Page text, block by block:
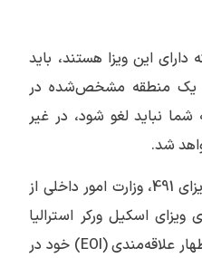
این ویزا هستند، باید
یک منطقه مشخص‌شده در
شما نباید لغو شود، در غیر
شد.
بر اساس مدل اسکیل سلکت و ویزای 491، وزارت امور داخلی از
ویزای اسکیل ورکر استرالیا
491 و بر اساس ادعاهایی که در اظهار علاقه‌مندی (EOI) خود در